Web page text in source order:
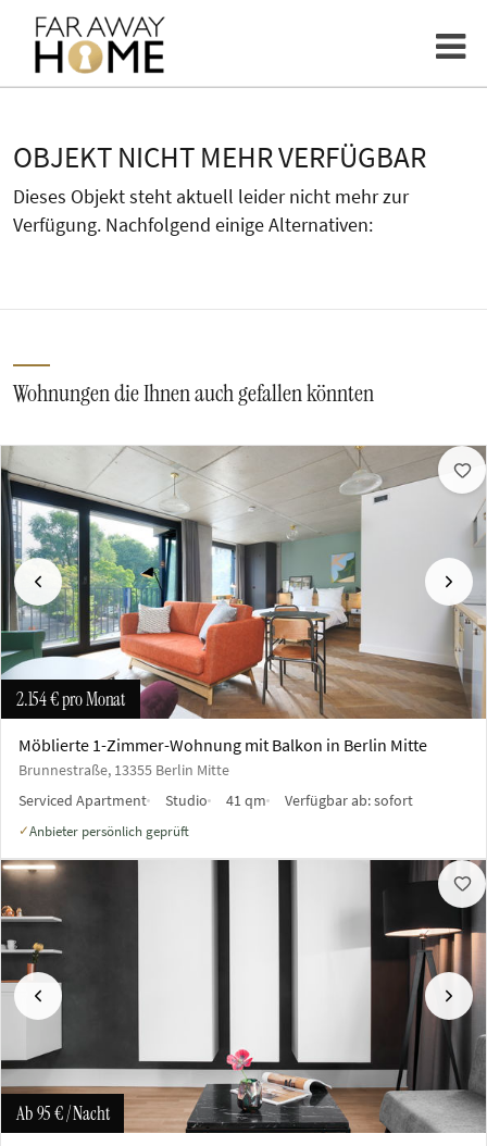
OBJEKT NICHT MEHR VERFÜGBAR
Dieses Objekt steht aktuell leider nicht mehr zur
Verfügung. Nachfolgend einige Alternativen:
Wohnungen die Ihnen auch gefallen könnten
Vorherige
2.154 €pro Monat
Möblierte 1-Zimmer-Wohnung mit Balkon in Berlin Mitte
Brunnestraße, 13355 Berlin Mitte
Serviced Apartment
Studio 41 qm Verfügbar ab:sofort
✓Anbieter persönlich geprüft
Vorherige
Ab95 €/ Nacht